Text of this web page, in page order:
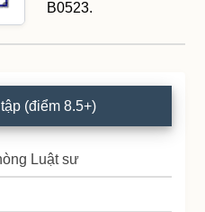
B0523.
(điểm 8.5+)
Luật sư